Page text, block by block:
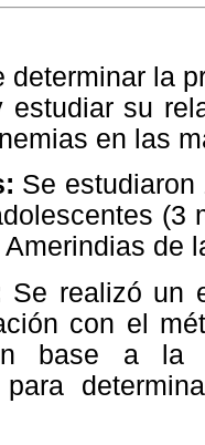
determinar la
estudiar su
en las
Se estudiaron
(3
de
Se realizó un
con el
base a la
para